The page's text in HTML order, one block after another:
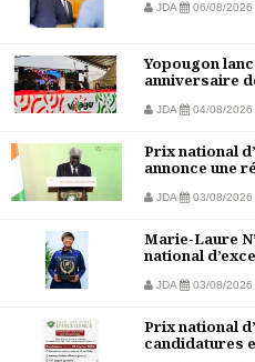
JDA 06/08/2026
Yopougon
anniversaire
JDA 04/08/2026
Prix national
annonce une
JDA 03/08/2026
Marie-Laure
national
JDA 03/08/2026
Prix national
candidatures